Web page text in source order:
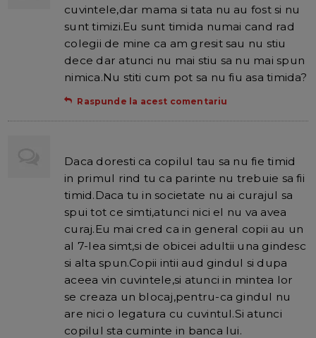
cuvintele,dar mama si tata nu au fost si nu
sunt timizi.Eu sunt timida numai cand rad
colegii de mine ca am gresit sau nu stiu
dece dar atunci nu mai stiu sa nu mai spun
nimica.Nu stiti cum pot sa nu fiu asa timida?
Raspunde la acest comentariu
Daca doresti ca copilul tau sa nu fie timid
in primul rind tu ca parinte nu trebuie sa fii
timid.Daca tu in societate nu ai curajul sa
spui tot ce simti,atunci nici el nu va avea
curaj.Eu mai cred ca in general copii au un
al 7-lea simt,si de obicei adultii una gindesc
si alta spun.Copii intii aud gindul si dupa
aceea vin cuvintele,si atunci in mintea lor
se creaza un blocaj,pentru-ca gindul nu
are nici o legatura cu cuvintul.Si atunci
copilul sta cuminte in banca lui.